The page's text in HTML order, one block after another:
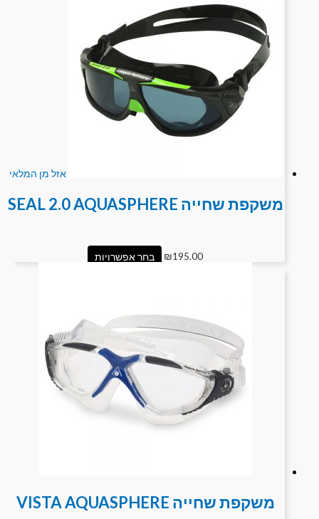
אזל מן המלאי
משקפת שחייה SEAL 2.0 AQUASPHERE
₪195.00 בחר אפשרויות
משקפת שחייה VISTA AQUASPHERE